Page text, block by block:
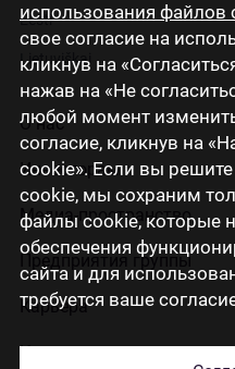
использования файлов
свое согласие на
кликнув на
нажав на «Не
любой момент
согласие, кликнув на
cookie». Если вы
cookie, мы сохраним
файлы cookie, которые
обеспечения
сайта и для
требуется ваше
Eesti
Lietuviškai
О нас
Инвесторам
Медиа-пространство
Предприятия группы
Карьера
Контакты